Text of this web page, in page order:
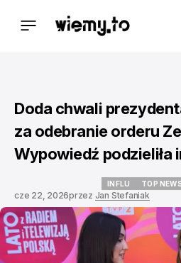
Doda chwali
za odebranie orderu
Wypowiedź podzieliła
INFLU TOP
cze 22, 2026przez Jan Stefaniak